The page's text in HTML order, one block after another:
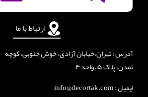
ارتباط با ما
آدرس : تهران،خیابان آزادی، خوش جنوبی، کوچه
تمدن، پلاک ۵، واحد ۴
ایمیل : info@decortak.com